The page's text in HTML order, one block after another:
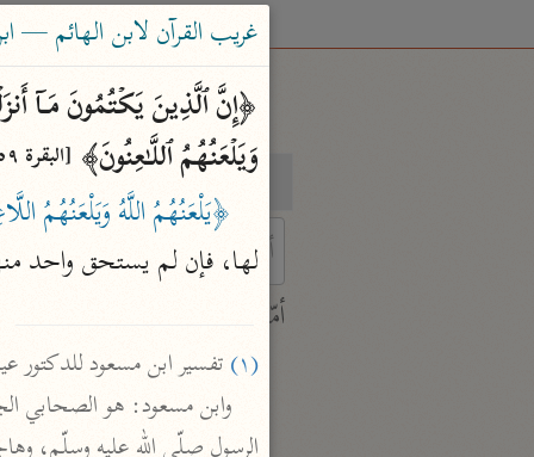
بحث تفسير
characters for results.
أمّهات
جامع البيان
ابن جرير الطبري (٣١٠ هـ)
نحو ٢٨ مجلدًا
غريب القرآن لابن الهائم — ابن
وَیَلۡعَنُهُمُ ٱللَّـٰعِنُونَ﴾ [البقرة ١٥٩]
﴿يَلْعَنُهُمُ اللَّهُ وَيَلْعَنُهُمُ
لها، فإن لم يستحق واحد
(١)
تفسير ابن مسعود للدكتور عيسوي 2/ 78 عن الدر